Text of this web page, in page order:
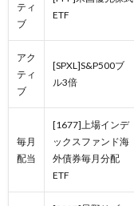
ティ
ブ
ETF
アク
ティ
ブ
[SPXL]S&P500ブ
ル3倍
毎月
配当
[1677]上場インデ
ックスファンド海
外債券毎月分配
ETF